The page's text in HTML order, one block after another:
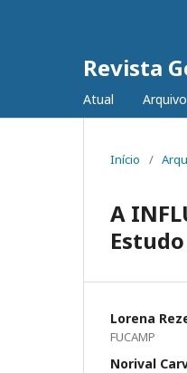
Revista
Atual
Início /
A
Estudo
Lorena
FUCAMP
Norival